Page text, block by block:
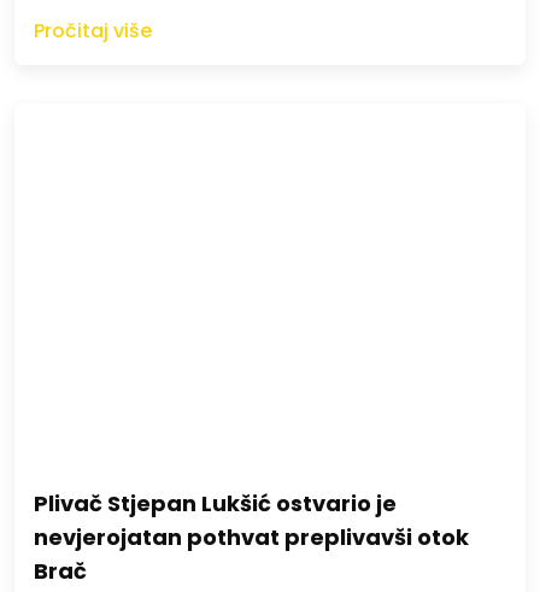
Pročitaj više
Plivač Stjepan Lukšić ostvario je
nevjerojatan pothvat preplivavši otok
Brač